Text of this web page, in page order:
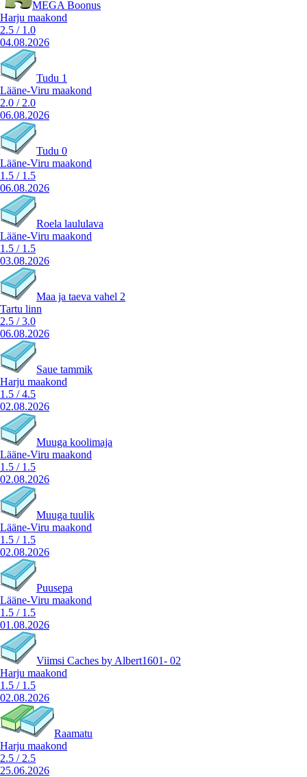
MEGA Boonus
Harju maakond
2.5 / 1.0
04.08.2026
Tudu 1
Lääne-Viru maakond
2.0 / 2.0
06.08.2026
Tudu 0
Lääne-Viru maakond
1.5 / 1.5
06.08.2026
Roela laululava
Lääne-Viru maakond
1.5 / 1.5
03.08.2026
Maa ja taeva vahel 2
Tartu linn
2.5 /3.0
06.08.2026
Saue tammik
Harju maakond
1.5 /4.5
02.08.2026
Muuga koolimaja
Lääne-Viru maakond
1.5 / 1.5
02.08.2026
Muuga tuulik
Lääne-Viru maakond
1.5 / 1.5
02.08.2026
Puusepa
Lääne-Viru maakond
1.5 / 1.5
01.08.2026
Viimsi Caches by Albert1601- 02
Harju maakond
1.5 / 1.5
02.08.2026
Raamatu
Harju maakond
2.5 / 2.5
25.06.2026